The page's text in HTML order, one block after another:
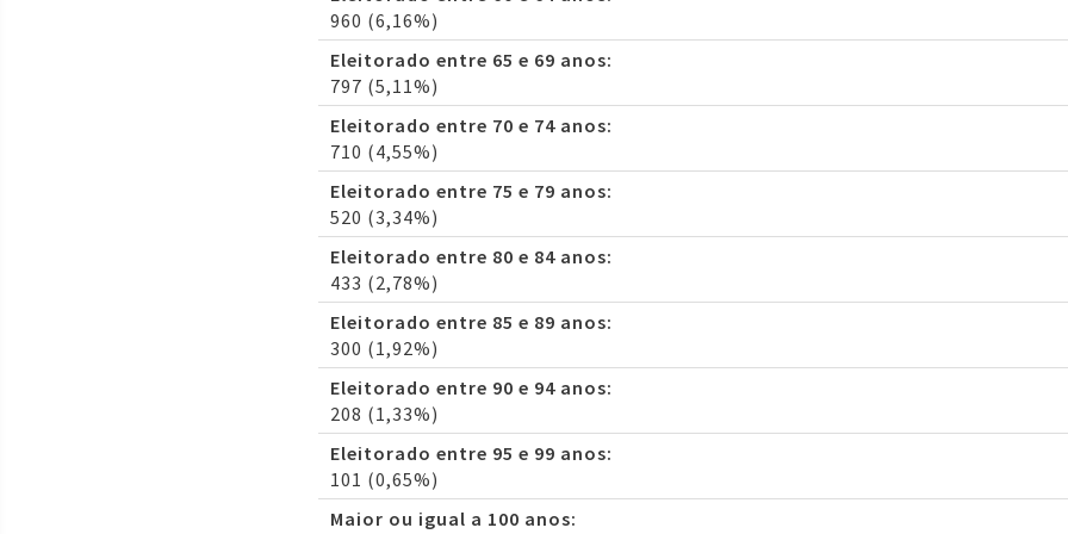
960 (6,16%)
Eleitorado entre 65 e 69 anos:
797 (5,11%)
Eleitorado entre 70 e 74 anos:
710 (4,55%)
Eleitorado entre 75 e 79 anos:
520 (3,34%)
Eleitorado entre 80 e 84 anos:
433 (2,78%)
Eleitorado entre 85 e 89 anos:
300 (1,92%)
Eleitorado entre 90 e 94 anos:
208 (1,33%)
Eleitorado entre 95 e 99 anos:
101 (0,65%)
Maior ou igual a 100 anos: